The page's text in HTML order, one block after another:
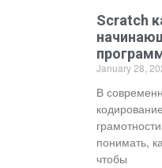
Scratch
January 28,
В
понимать,
чтобы